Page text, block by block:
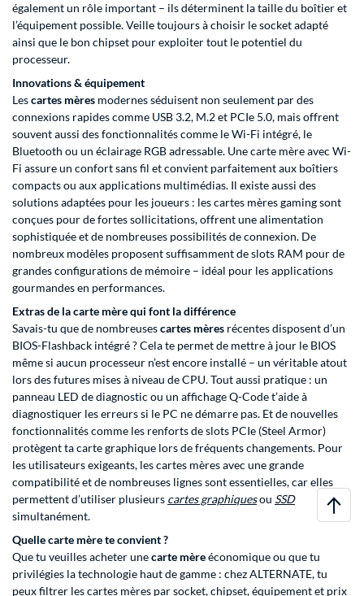
également un rôle important – ils déterminent la taille du boîtier et
l’équipement possible. Veille toujours à choisir le socket adapté
ainsi que le bon chipset pour exploiter tout le potentiel du
processeur.
Innovations & équipement
Lescartes mères modernes séduisent non seulement par des
connexions rapides comme USB 3.2, M.2 et PCIe 5.0, mais offrent
souvent aussi des fonctionnalités comme le Wi-Fi intégré, le
Bluetooth ou un éclairage RGB adressable. Une carte mère avec Wi-
Fi assure un confort sans fil et convient parfaitement aux boîtiers
compacts ou aux applications multimédias. Il existe aussi des
solutions adaptées pour les joueurs : les cartes mères gaming sont
conçues pour de fortes sollicitations, offrent une alimentation
sophistiquée et de nombreuses possibilités de connexion. De
nombreux modèles proposent suffisamment de slots RAM pour de
grandes configurations de mémoire – idéal pour les applications
gourmandes en performances.
Extras de la carte mère qui font la différence
Savais-tu que de nombreusescartes mères récentes disposent d’un
BIOS-Flashback intégré ? Cela te permet de mettre à jour le BIOS
même si aucun processeur n’est encore installé – un véritable atout
lors des futures mises à niveau de CPU. Tout aussi pratique : un
panneau LED de diagnostic ou un affichage Q-Code t’aide à
diagnostiquer les erreurs si le PC ne démarre pas. Et de nouvelles
fonctionnalités comme les renforts de slots PCIe (Steel Armor)
protègent ta carte graphique lors de fréquents changements. Pour
les utilisateurs exigeants, les cartes mères avec une grande
compatibilité et de nombreuses lignes sont essentielles, car elles
permettent d’utiliser plusieurs cartes graphiquesou SSD
simultanément.
Quelle carte mère te convient ?
Que tu veuilles acheter unecarte mèreéconomique ou que tu
privilégies la technologie haut de gamme : chez ALTERNATE, tu
peux filtrer les cartes mères par socket, chipset, équipement et prix